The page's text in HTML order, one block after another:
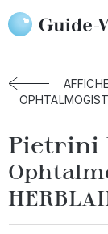
Aller au contenu
Accueil Annuaire
Pietrini Pascal
Pietrini